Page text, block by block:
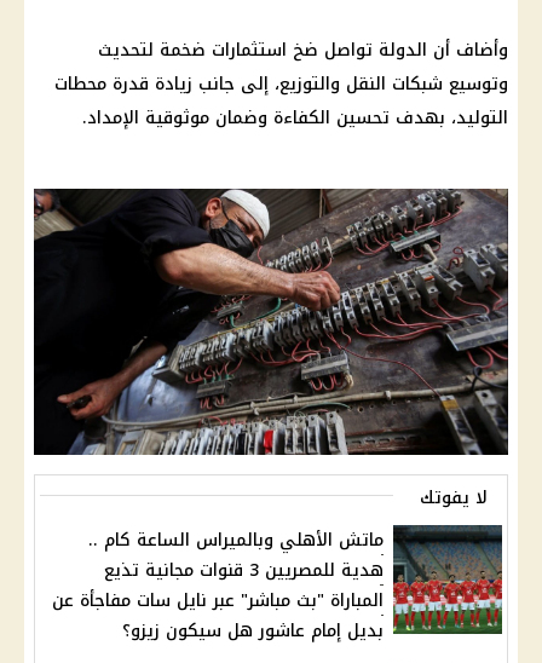
وأضاف أن الدولة تواصل ضخ استثمارات ضخمة لتحديث
وتوسيع شبكات النقل والتوزيع، إلى جانب زيادة قدرة محطات
التوليد، بهدف تحسين الكفاءة وضمان موثوقية الإمداد.
لا يفوتك
ماتش الأهلي وبالميراس الساعة كام ..
هدية للمصريين 3 قنوات مجانية تذيع
المباراة "بث مباشر" عبر نايل سات مفاجأة عن
بديل إمام عاشور هل سيكون زيزو؟